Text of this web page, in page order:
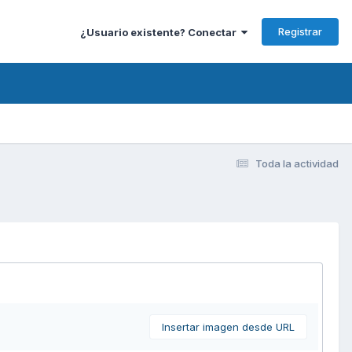
¿Usuario existente? Conectar Registrar
Toda la actividad
Insertar imagen desde URL